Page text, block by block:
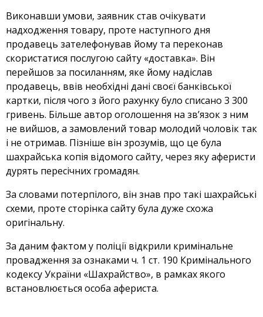
Виконавши умови, заявник став очікувати
надходження товару, проте наступного дня
продавець зателефонував йому та переконав
скористатися послугою сайту «доставка». Він
перейшов за посиланням, яке йому надіслав
продавець, ввів необхідні дані своєї банківської
картки, після чого з його рахунку було списано 3 300
гривень. Більше автор оголошення на зв’язок з ним
не вийшов, а замовлений товар молодий чоловік так
і не отримав. Пізніше він зрозумів, що це була
шахрайська копія відомого сайту, через яку аферисти
дурять пересічних громадян.
За словами потерпілого, він знав про такі шахрайські
схеми, проте сторінка сайту була дуже схожа
оригінальну.
За даним фактом у поліції відкрили кримінальне
провадження за ознаками ч. 1 ст. 190 Кримінального
кодексу України «Шахрайство», в рамках якого
встановлюється особа афериста.